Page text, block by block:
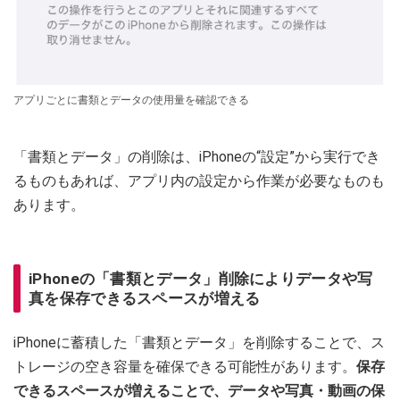
アプリごとに書類とデータの使用量を確認できる
「書類とデータ」の削除は、iPhoneの“設定”から実行でき
るものもあれば、アプリ内の設定から作業が必要なものも
あります。
iPhoneの「書類とデータ」削除によりデータや写
真を保存できるスペースが増える
iPhoneに蓄積した「書類とデータ」を削除することで、ス
トレージの空き容量を確保できる可能性があります。 保存
できるスペースが増えることで、データや写真・動画の保